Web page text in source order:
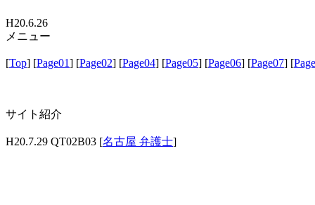
H20.6.26
メニュー
[Top] [Page01] [Page02] [Page04] [Page05] [Page06] [Page07] [
サイト紹介
H20.7.29 QT02B03 [名古屋 弁護士]